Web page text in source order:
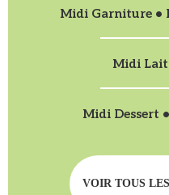
Midi Garniture •
Midi
Midi Dessert
VOIR TOUS